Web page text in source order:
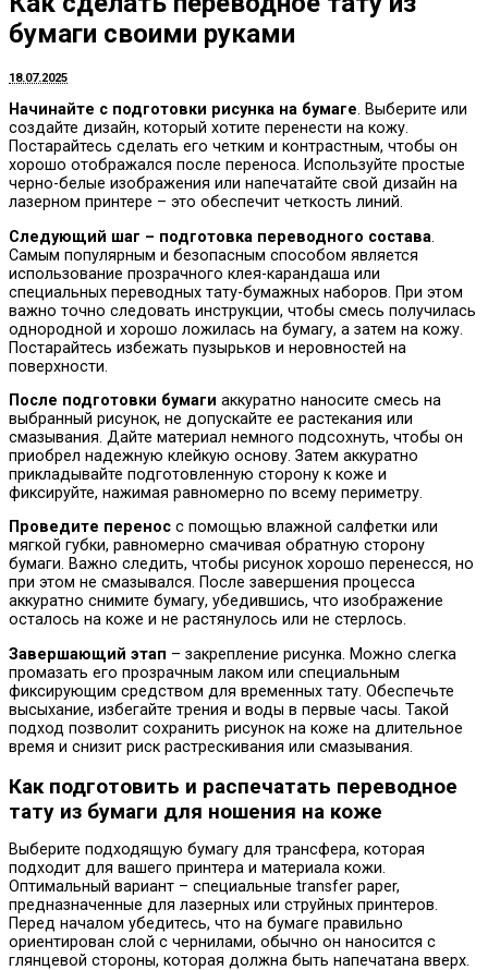
бумаги своими руками
18.07.2025
Начинайте с подготовки рисунка на бумаге. Выберите или
создайте дизайн, который хотите перенести на кожу.
Постарайтесь сделать его четким и контрастным, чтобы он
хорошо отображался после переноса. Используйте простые
черно-белые изображения или напечатайте свой дизайн на
лазерном принтере – это обеспечит четкость линий.
Следующий шаг – подготовка переводного состава.
Самым популярным и безопасным способом является
использование прозрачного клея-карандаша или
специальных переводных тату-бумажных наборов. При этом
важно точно следовать инструкции, чтобы смесь получилась
однородной и хорошо ложилась на бумагу, а затем на кожу.
Постарайтесь избежать пузырьков и неровностей на
поверхности.
После подготовки бумаги аккуратно наносите смесь на
выбранный рисунок, не допускайте ее растекания или
смазывания. Дайте материал немного подсохнуть, чтобы он
приобрел надежную клейкую основу. Затем аккуратно
прикладывайте подготовленную сторону к коже и
фиксируйте, нажимая равномерно по всему периметру.
Проведите перенос с помощью влажной салфетки или
мягкой губки, равномерно смачивая обратную сторону
бумаги. Важно следить, чтобы рисунок хорошо перенесся, но
при этом не смазывался. После завершения процесса
аккуратно снимите бумагу, убедившись, что изображение
осталось на коже и не растянулось или не стерлось.
Завершающий этап – закрепление рисунка. Можно слегка
промазать его прозрачным лаком или специальным
фиксирующим средством для временных тату. Обеспечьте
высыхание, избегайте трения и воды в первые часы. Такой
подход позволит сохранить рисунок на коже на длительное
время и снизит риск растрескивания или смазывания.
Как подготовить и распечатать переводное
тату из бумаги для ношения на коже
Выберите подходящую бумагу для трансфера, которая
подходит для вашего принтера и материала кожи.
Оптимальный вариант – специальные transfer paper,
предназначенные для лазерных или струйных принтеров.
Перед началом убедитесь, что на бумаге правильно
ориентирован слой с чернилами, обычно он наносится с
глянцевой стороны, которая должна быть напечатана вверх.